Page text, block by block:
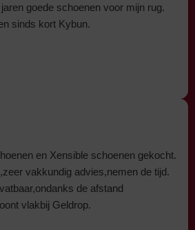
goede schoenen voor mijn rug.
sinds kort Kybun.
en Xensible schoenen gekocht.
vakkundig advies,nemen de tijd.
de afstand
vlakbij Geldrop.